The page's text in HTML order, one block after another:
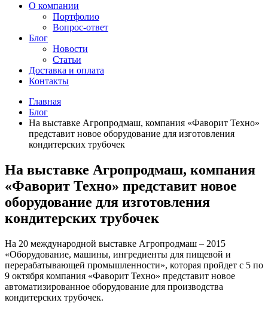
О компании
Портфолио
Вопрос-ответ
Блог
Новости
Статьи
Доставка и оплата
Контакты
Главная
Блог
На выставке Агропродмаш, компания «Фаворит Техно»
представит новое оборудование для изготовления
кондитерских трубочек
На выставке Агропродмаш, компания
«Фаворит Техно» представит новое
оборудование для изготовления
кондитерских трубочек
На 20 международной выставке Агропродмаш – 2015
«Оборудование, машины, ингредиенты для пищевой и
перерабатывающей промышленности», которая пройдет с 5 по
9 октября компания «Фаворит Техно» представит новое
автоматизированное оборудование для производства
кондитерских трубочек.